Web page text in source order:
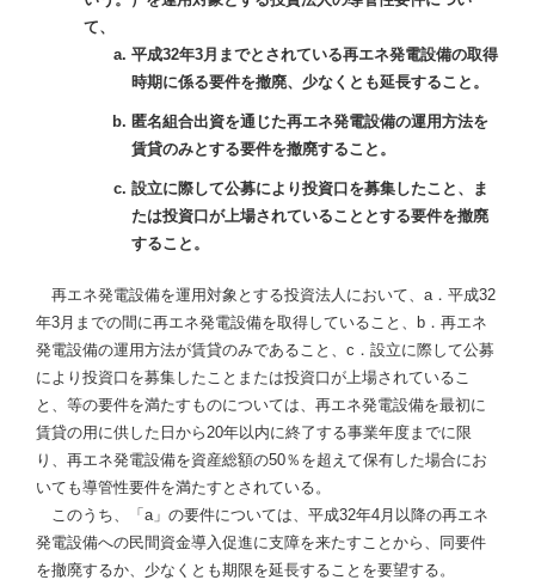
て、
平成32年3月までとされている再エネ発電設備の取得
時期に係る要件を撤廃、少なくとも延長すること。
匿名組合出資を通じた再エネ発電設備の運用方法を
賃貸のみとする要件を撤廃すること。
設立に際して公募により投資口を募集したこと、ま
たは投資口が上場されていることとする要件を撤廃
すること。
再エネ発電設備を運用対象とする投資法人において、a．平成32
年3月までの間に再エネ発電設備を取得していること、b．再エネ
発電設備の運用方法が賃貸のみであること、c．設立に際して公募
により投資口を募集したことまたは投資口が上場されているこ
と、等の要件を満たすものについては、再エネ発電設備を最初に
賃貸の用に供した日から20年以内に終了する事業年度までに限
り、再エネ発電設備を資産総額の50％を超えて保有した場合にお
いても導管性要件を満たすとされている。
このうち、「a」の要件については、平成32年4月以降の再エネ
発電設備への民間資金導入促進に支障を来たすことから、同要件
を撤廃するか、少なくとも期限を延長することを要望する。